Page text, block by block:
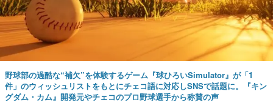
野球部の過酷な“補欠”を体験するゲーム『球ひろいSimulator』が「1
件」のウィッシュリストをもとにチェコ語に対応しSNSで話題に。『キン
グダム・カム』開発元やチェコのプロ野球選手から称賛の声